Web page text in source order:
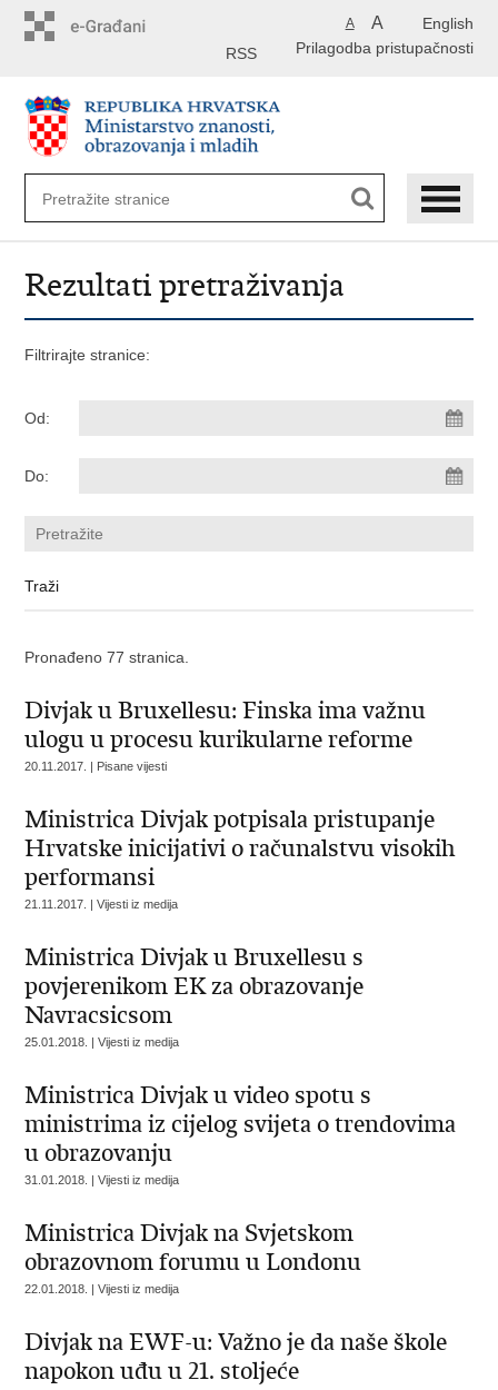
English
A A
Prilagodba pristupačnosti
RSS
Rezultati pretraživanja
Filtrirajte stranice:
Od:
Do:
Pronađeno 77 stranica.
Divjak u Bruxellesu: Finska ima važnu
ulogu u procesu kurikularne reforme
20.11.2017. | Pisane vijesti
Ministrica Divjak potpisala pristupanje
Hrvatske inicijativi o računalstvu visokih
performansi
21.11.2017. | Vijesti iz medija
Ministrica Divjak u Bruxellesu s
povjerenikom EK za obrazovanje
Navracsicsom
25.01.2018. | Vijesti iz medija
Ministrica Divjak u video spotu s
ministrima iz cijelog svijeta o trendovima
u obrazovanju
31.01.2018. | Vijesti iz medija
Ministrica Divjak na Svjetskom
obrazovnom forumu u Londonu
22.01.2018. | Vijesti iz medija
Divjak na EWF-u: Važno je da naše škole
napokon uđu u 21. stoljeće